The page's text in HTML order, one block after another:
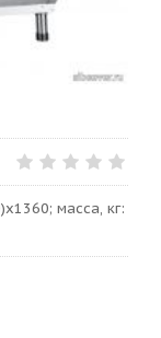
масса, кг: